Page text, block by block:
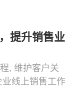
提升销售业
, 维护客户关
线上销售工作